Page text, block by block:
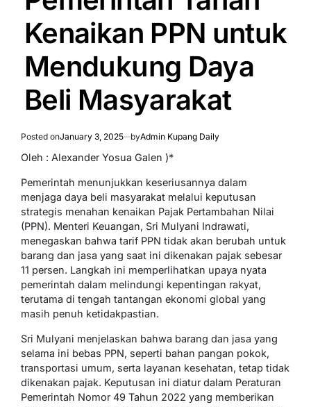
Kenaikan PPN untuk
Mendukung Daya
Beli Masyarakat
Posted onJanuary 3, 2025 byAdmin Kupang Daily
Oleh : Alexander Yosua Galen )*
Pemerintah menunjukkan keseriusannya dalam
menjaga daya beli masyarakat melalui keputusan
strategis menahan kenaikan Pajak Pertambahan Nilai
(PPN). Menteri Keuangan, Sri Mulyani Indrawati,
menegaskan bahwa tarif PPN tidak akan berubah untuk
barang dan jasa yang saat ini dikenakan pajak sebesar
11 persen. Langkah ini memperlihatkan upaya nyata
pemerintah dalam melindungi kepentingan rakyat,
terutama di tengah tantangan ekonomi global yang
masih penuh ketidakpastian.
Sri Mulyani menjelaskan bahwa barang dan jasa yang
selama ini bebas PPN, seperti bahan pangan pokok,
transportasi umum, serta layanan kesehatan, tetap tidak
dikenakan pajak. Keputusan ini diatur dalam Peraturan
Pemerintah Nomor 49 Tahun 2022 yang memberikan